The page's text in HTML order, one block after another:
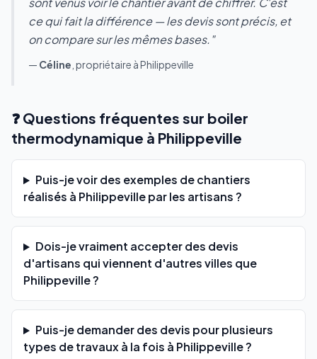
ce qui fait la différence — les devis sont précis, et
on compare sur les mêmes bases."
— Céline , propriétaire à Philippeville
❓ Questions fréquentes sur boiler
thermodynamique à Philippeville
Puis-je voir des exemples de chantiers
réalisés à Philippeville par les artisans ?
Dois-je vraiment accepter des devis
d'artisans qui viennent d'autres villes que
Philippeville ?
Puis-je demander des devis pour plusieurs
types de travaux à la fois à Philippeville ?